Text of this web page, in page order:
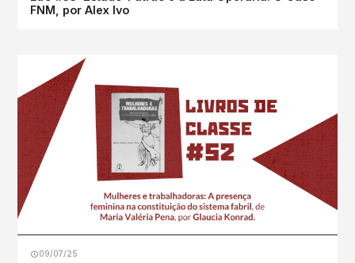
FNM, por Alex Ivo
09/07/25